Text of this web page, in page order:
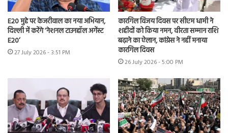
E20 मुद्दे पर केजरीवाल का नया अभियान,
दिल्ली में करेंगे ‘नेशनल टाउनहॉल अगेंस्ट
E20’
27 July 2026 - 3:51 PM
कारगिल विजय दिवस पर सीएम धामी ने
शहीदों को किया नमन, वीरता सम्मान राशि
बढ़ाने का ऐलान, कांग्रेस ने नहीं मनाया
कारगिल दिवस
26 July 2026 - 5:00 PM